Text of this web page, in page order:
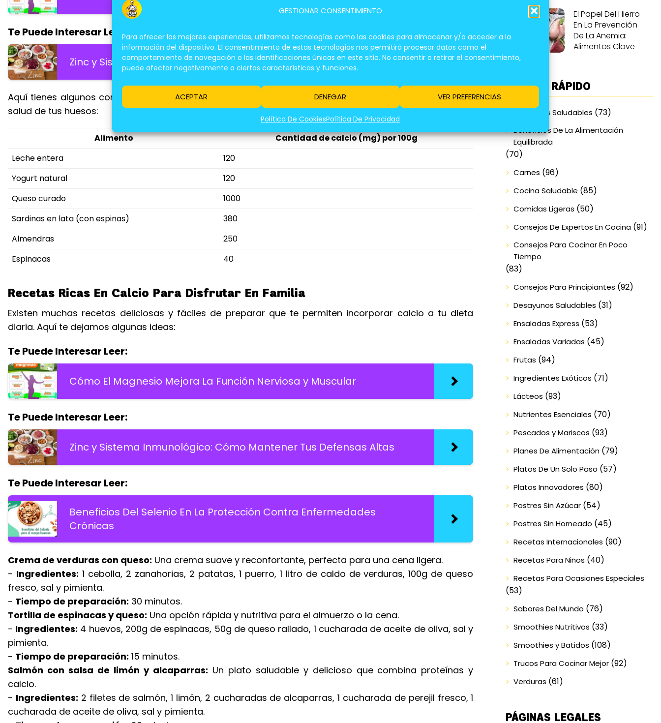
GESTIONAR CONSENTIMIENTO
Para ofrecer las mejores experiencias, utilizamos tecnologías como las cookies para almacenar y/o acceder a la
información del dispositivo. El consentimiento de estas tecnologías nos permitirá procesar datos como el
comportamiento de navegación o las identificaciones únicas en este sitio. No consentir o retirar el consentimiento,
puede afectar negativamente a ciertas características y funciones.
ACEPTAR DENEGAR VER PREFERENCIAS
Política De CookiesPolítica De Privacidad
Te Puede Interesar Leer:
Zinc y Sistema Inmunológico: Cómo Mantener Tus Defensas Altas
Aquí tienes algunos consejos y una tabla con alimentos ricos en calcio que te ayudarán a mantener la
salud de tus huesos:
Alimento
Cantidad de calcio (mg) por 100g
Leche entera
120
Yogurt natural
120
Queso curado
1000
Sardinas en lata (con espinas)
380
Almendras
250
Espinacas
40
Recetas Ricas En Calcio Para Disfrutar En Familia
Existen muchas recetas deliciosas y fáciles de preparar que te permiten incorporar calcio a tu dieta
diaria. Aquí te dejamos algunas ideas:
Te Puede Interesar Leer:
Cómo El Magnesio Mejora La Función Nerviosa y Muscular
Te Puede Interesar Leer:
Zinc y Sistema Inmunológico: Cómo Mantener Tus Defensas Altas
Te Puede Interesar Leer:
Beneficios Del Selenio En La Protección Contra Enfermedades
Crónicas
Crema de verduras con queso: Una crema suave y reconfortante, perfecta para una cena ligera.
- Ingredientes: 1 cebolla, 2 zanahorias, 2 patatas, 1 puerro, 1 litro de caldo de verduras, 100g de queso
fresco, sal y pimienta.
- Tiempo de preparación: 30 minutos.
Tortilla de espinacas y queso: Una opción rápida y nutritiva para el almuerzo o la cena.
- Ingredientes: 4 huevos, 200g de espinacas, 50g de queso rallado, 1 cucharada de aceite de oliva, sal y
pimienta.
- Tiempo de preparación: 15 minutos.
Salmón con salsa de limón y alcaparras: Un plato saludable y delicioso que combina proteínas y
calcio.
- Ingredientes: 2 filetes de salmón, 1 limón, 2 cucharadas de alcaparras, 1 cucharada de perejil fresco, 1
cucharada de aceite de oliva, sal y pimienta.
El Papel Del Hierro
En La Prevención
De La Anemia:
Alimentos Clave
ACCESO RÁPIDO
Alimentos Saludables (73)
Beneficios De La Alimentación
Equilibrada
(70)
Carnes (96)
Cocina Saludable (85)
Comidas Ligeras (50)
Consejos De Expertos En Cocina(91)
Consejos Para Cocinar En Poco
Tiempo
(83)
Consejos Para Principiantes (92)
Desayunos Saludables (31)
Ensaladas Express (53)
Ensaladas Variadas (45)
Frutas (94)
Ingredientes Exóticos (71)
Lácteos (93)
Nutrientes Esenciales (70)
Pescados y Mariscos (93)
Planes De Alimentación(79)
Platos De Un Solo Paso (57)
Platos Innovadores (80)
Postres Sin Azúcar(54)
Postres Sin Horneado (45)
Recetas Internacionales (90)
Recetas Para Niños (40)
Recetas Para Ocasiones Especiales
(53)
Sabores Del Mundo (76)
Smoothies Nutritivos (33)
Smoothies y Batidos (108)
Trucos Para Cocinar Mejor(92)
Verduras (61)
PÁGINAS LEGALES